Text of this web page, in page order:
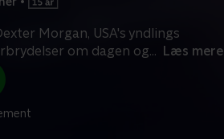
Morgan, USA's yndlings
om dagen og... Læs mere